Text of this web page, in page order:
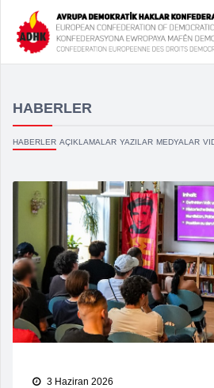
HABERLER
HABERLER AÇIKLAMALAR YAZILAR MEDYALAR
3 Haziran 2026